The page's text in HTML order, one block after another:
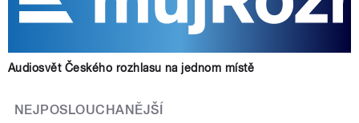
Audiosvět Českého rozhlasu na jednom místě
NEJPOSLOUCHANĚJŠÍ